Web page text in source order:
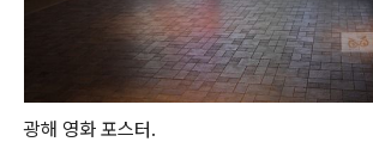
광해 영화 포스터.